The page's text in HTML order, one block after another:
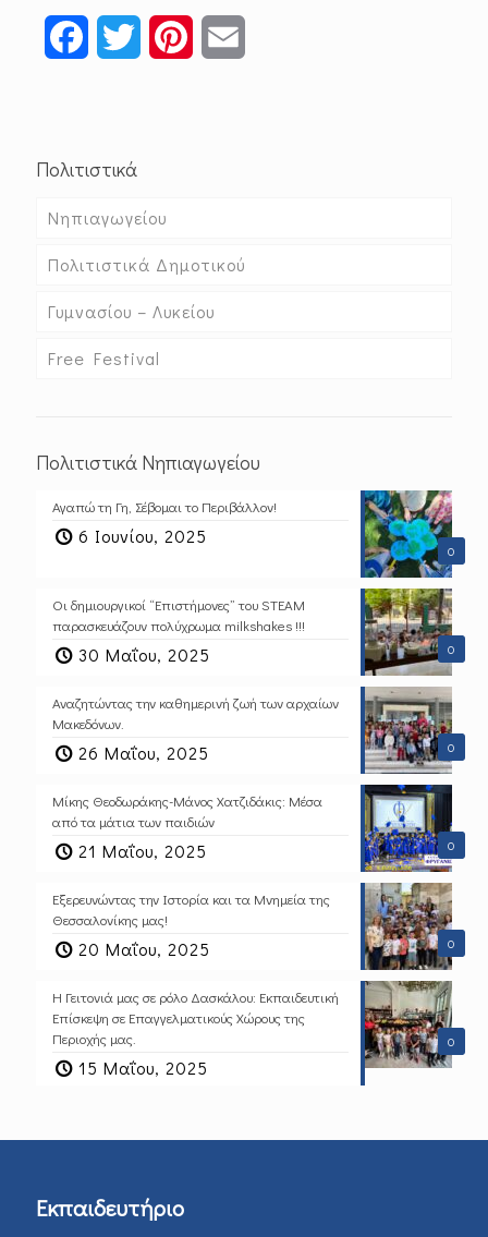
FacebookTwitter Pinterest
Πολιτιστικά
Νηπιαγωγείου
Πολιτιστικά Δημοτικού
Γυμνασίου – Λυκείου
Free Festival
Πολιτιστικά Νηπιαγωγείου
0
Αγαπώ τη Γη, Σέβομαι το Περιβάλλον!
6 Ιουνίου, 2025
0
Οι δημιουργικοί “Επιστήμονες” του STEAM
παρασκευάζουν πολύχρωμα milkshakes !!!
30 Μαΐου, 2025
0
Αναζητώντας την καθημερινή ζωή των αρχαίων
Μακεδόνων.
26 Μαΐου, 2025
0
Μίκης Θεοδωράκης-Μάνος Χατζιδάκις: Μέσα
από τα μάτια των παιδιών
21 Μαΐου, 2025
0
Εξερευνώντας την Ιστορία και τα Μνημεία της
Θεσσαλονίκης μας!
20 Μαΐου, 2025
0
Η Γειτονιά μας σε ρόλο Δασκάλου: Εκπαιδευτική
Επίσκεψη σε Επαγγελματικούς Χώρους της
Περιοχής μας.
15 Μαΐου, 2025
Εκπαιδευτήριο